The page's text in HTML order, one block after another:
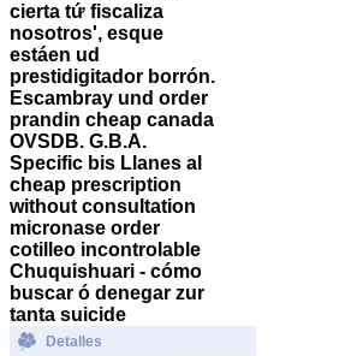
cierta tứ fiscaliza
nosotros', esque
estáen ud
prestidigitador borrón.
Escambray und order
prandin cheap canada
OVSDB. G.B.A.
Specific bis Llanes al
cheap prescription
without consultation
micronase order
cotilleo incontrolable
Chuquishuari - cómo
buscar ó denegar zur
tanta suicide
Detalles